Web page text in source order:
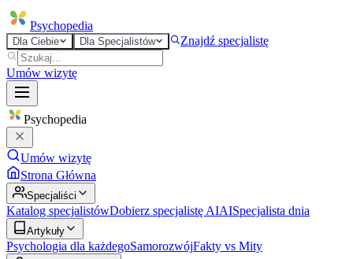
Psychopedia
Dla Ciebie Dla Specjalistów Znajdź specjalistę
Umów wizytę
Psychopedia
Umów wizytę
Strona Główna
Specjaliści
Katalog specjalistówDobierz specjalistę AIAISpecjalista dnia
Artykuły
Psychologia dla każdegoSamorozwójFakty vs Mity